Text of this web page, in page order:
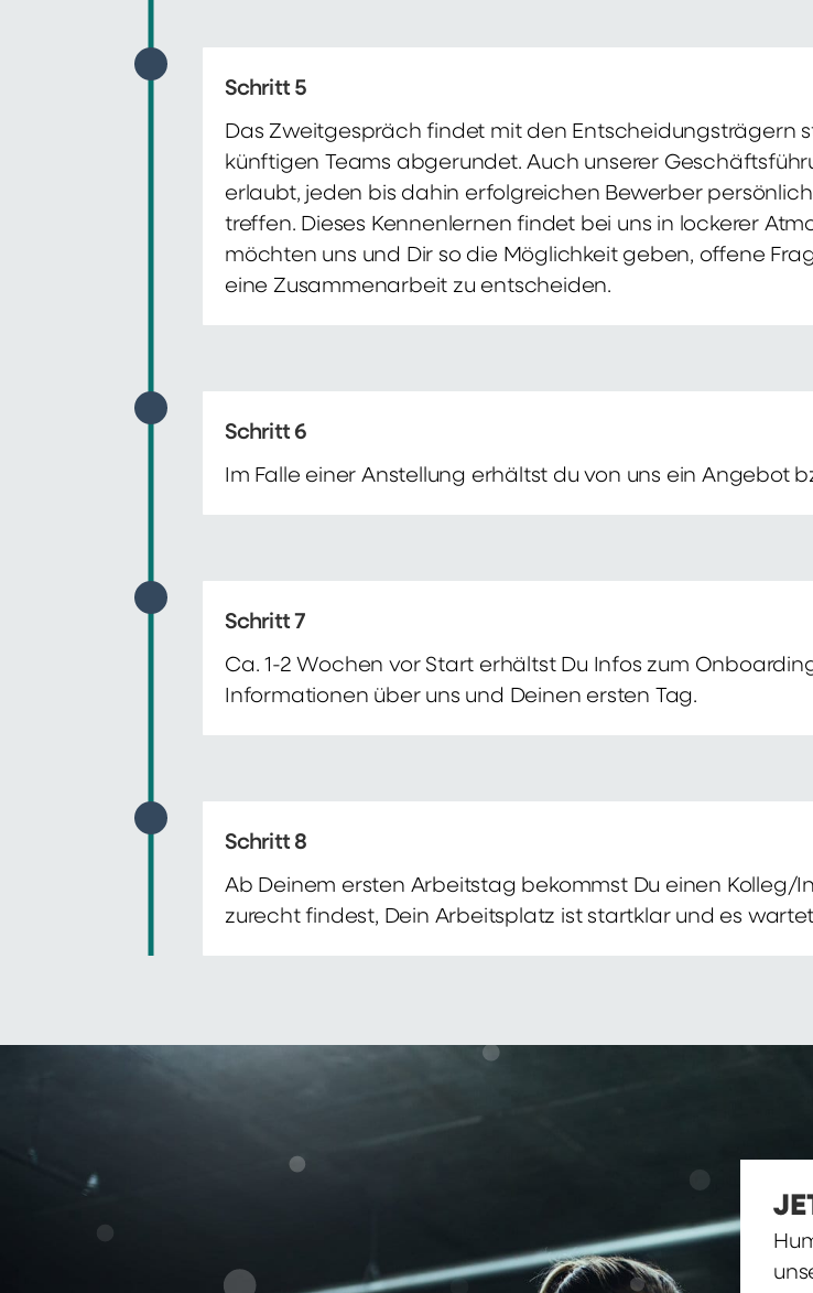
Schritt 5
Das Zweitgespräch findet mit den Entscheidungsträgern
künftigen Teams abgerundet. Auch unserer
erlaubt, jeden bis dahin erfolgreichen Bewerber
treffen. Dieses Kennenlernen findet bei uns in lockerer
möchten uns und Dir so die Möglichkeit geben, offene
eine Zusammenarbeit zu entscheiden.
Schritt 6
Im Falle einer Anstellung erhältst du von uns ein Angebot
Schritt 7
Ca. 1-2 Wochen vor Start erhältst Du Infos zum
Informationen über uns und Deinen ersten Tag.
Schritt 8
Ab Deinem ersten Arbeitstag bekommst Du einen Kolleg/
zurecht findest, Dein Arbeitsplatz ist startklar und es